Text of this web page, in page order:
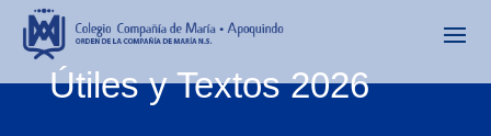
Útiles y Textos 2026